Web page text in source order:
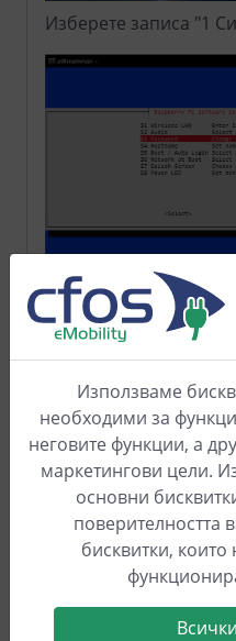
Изберете записа "1
След това изберете
своя собствена парола.
След това ще се
избирате "5 опции
Използваме
необходими за
неговите функции, а
маркетингови цели.
основни
поверителността
бисквитки,